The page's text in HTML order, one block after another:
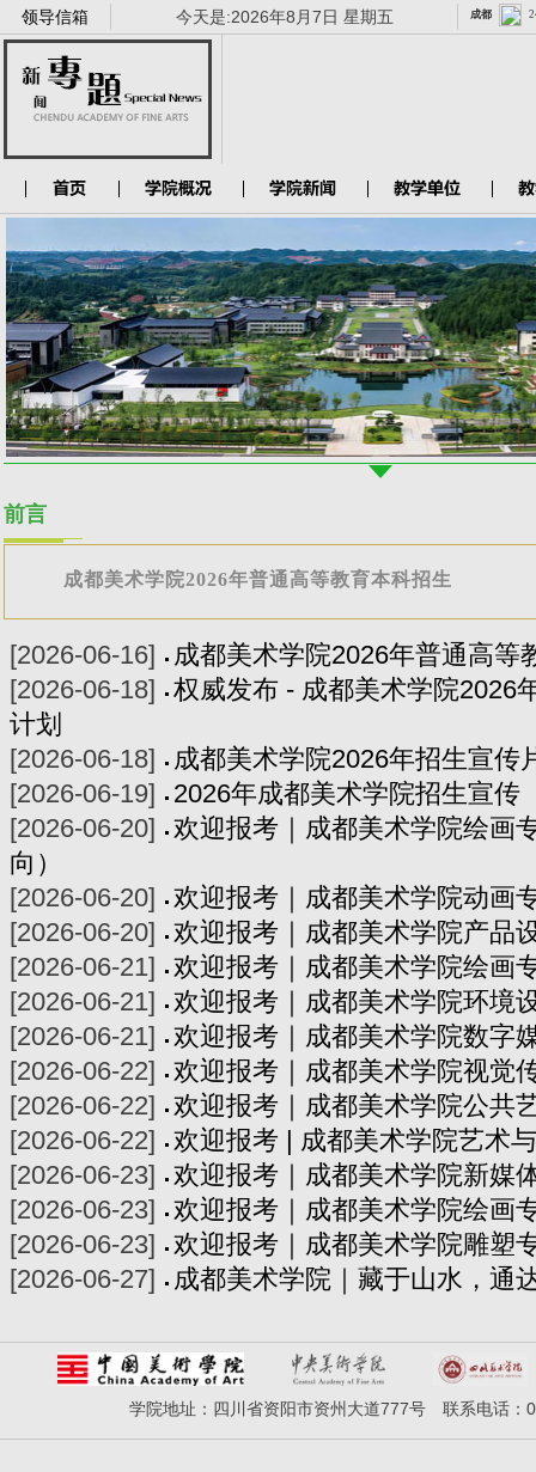
领导信箱 今天是:2026年8月7日 星期五
前言
成都美术学院2026年普通高等教育本科招生
[2026-06-16]
成都美术学院2026年普通高等
[2026-06-18]
权威发布 - 成都美术学院2026
计划
[2026-06-18]
成都美术学院2026年招生宣传
[2026-06-19]
2026年成都美术学院招生宣传
[2026-06-20]
欢迎报考｜成都美术学院绘画
向）
[2026-06-20]
欢迎报考｜成都美术学院动画
[2026-06-20]
欢迎报考｜成都美术学院产品
[2026-06-21]
欢迎报考｜成都美术学院绘画
[2026-06-21]
欢迎报考｜成都美术学院环境
[2026-06-21]
欢迎报考｜成都美术学院数字
[2026-06-22]
欢迎报考｜成都美术学院视觉
[2026-06-22]
欢迎报考｜成都美术学院公共
[2026-06-22]
欢迎报考 | 成都美术学院艺术
[2026-06-23]
欢迎报考｜成都美术学院新媒
[2026-06-23]
欢迎报考｜成都美术学院绘画
[2026-06-23]
欢迎报考｜成都美术学院雕塑
[2026-06-27]
成都美术学院｜藏于山水，通
学院地址：四川省资阳市资州大道777号 联系电话：